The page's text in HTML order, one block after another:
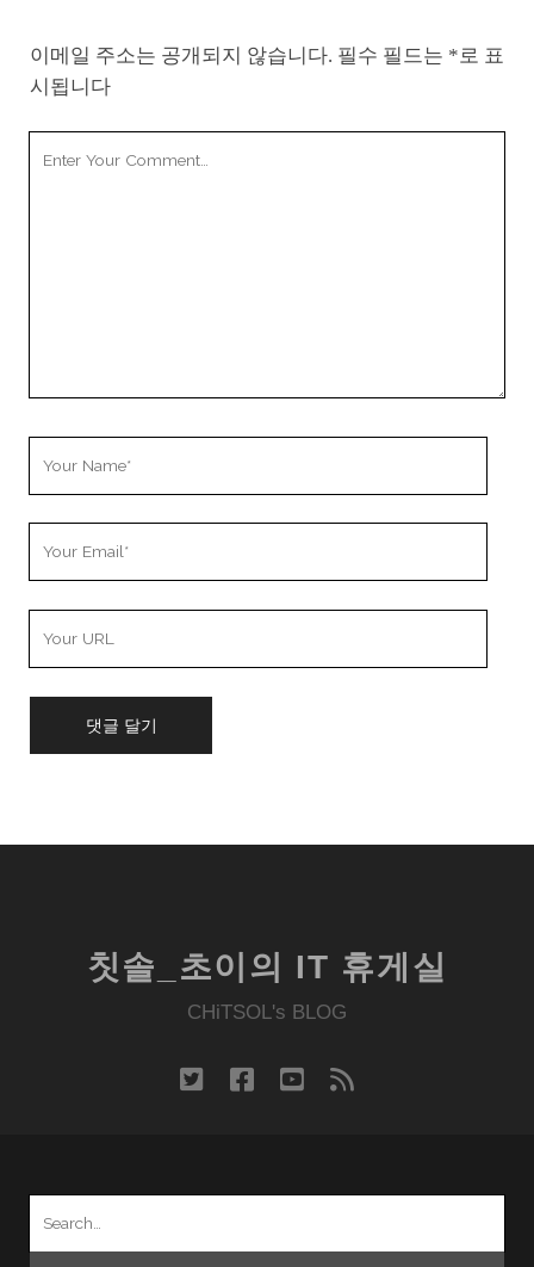
이메일 주소는 공개되지 않습니다. 필수 필드는 * 로 표
시됩니다
칫솔_초이의 IT 휴게실
CHiTSOL's BLOG
twitterfacebook
youtube
rss